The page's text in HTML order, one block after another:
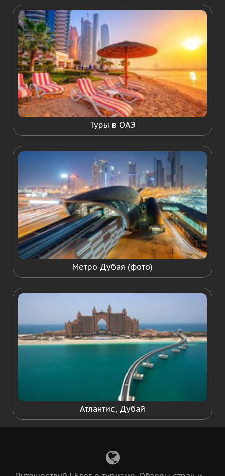
Туры в ОАЭ
Метро Дубая (фото)
Атлантис, Дубай